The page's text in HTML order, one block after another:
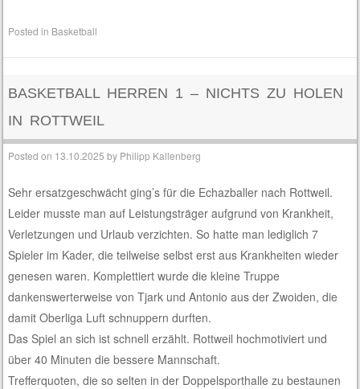
Posted in Basketball
BASKETBALL HERREN 1 – NICHTS ZU HOLEN
IN ROTTWEIL
Posted on 13.10.2025 by Philipp Kallenberg
Sehr ersatzgeschwächt ging’s für die Echazballer nach Rottweil.
Leider musste man auf Leistungsträger aufgrund von Krankheit,
Verletzungen und Urlaub verzichten. So hatte man lediglich 7
Spieler im Kader, die teilweise selbst erst aus Krankheiten wieder
genesen waren. Komplettiert wurde die kleine Truppe
dankenswerterweise von Tjark und Antonio aus der Zwoiden, die
damit Oberliga Luft schnuppern durften.
Das Spiel an sich ist schnell erzählt. Rottweil hochmotiviert und
über 40 Minuten die bessere Mannschaft.
Trefferquoten, die so selten in der Doppelsporthalle zu bestaunen